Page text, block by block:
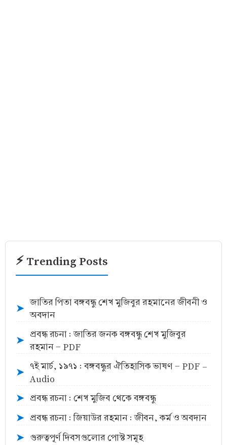
⚡ Trending Posts
➤
জাতির পিতা বঙ্গবন্ধু শেখ মুজিবুর রহমানের জীবনী ও
অবদান
➤
প্রবন্ধ রচনা : জাতির জনক বঙ্গবন্ধু শেখ মুজিবুর
রহমান - PDF
➤
৭ই মার্চ, ১৯৭১ : বঙ্গবন্ধুর ঐতিহাসিক ভাষণ - PDF -
Audio
➤ প্রবন্ধ রচনা : শেখ মুজিব থেকে বঙ্গবন্ধু
➤ প্রবন্ধ রচনা : জিয়াউর রহমান : জীবন, কর্ম ও অবদান
➤ গুরুত্বপূর্ণ দিবসগুলোর পোস্ট সমূহ